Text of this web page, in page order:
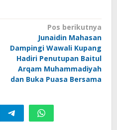
Pos berikutnya
Junaidin Mahasan
Dampingi Wawali Kupang
Hadiri Penutupan Baitul
Arqam Muhammadiyah
dan Buka Puasa Bersama